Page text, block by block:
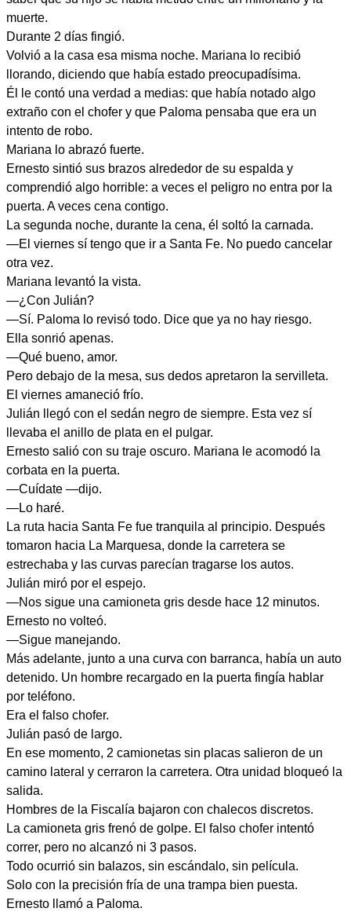
muerte.
Durante 2 días fingió.
Volvió a la casa esa misma noche. Mariana lo recibió
llorando, diciendo que había estado preocupadísima.
Él le contó una verdad a medias: que había notado algo
extraño con el chofer y que Paloma pensaba que era un
intento de robo.
Mariana lo abrazó fuerte.
Ernesto sintió sus brazos alrededor de su espalda y
comprendió algo horrible: a veces el peligro no entra por la
puerta. A veces cena contigo.
La segunda noche, durante la cena, él soltó la carnada.
—El viernes sí tengo que ir a Santa Fe. No puedo cancelar
otra vez.
Mariana levantó la vista.
—¿Con Julián?
—Sí. Paloma lo revisó todo. Dice que ya no hay riesgo.
Ella sonrió apenas.
—Qué bueno, amor.
Pero debajo de la mesa, sus dedos apretaron la servilleta.
El viernes amaneció frío.
Julián llegó con el sedán negro de siempre. Esta vez sí
llevaba el anillo de plata en el pulgar.
Ernesto salió con su traje oscuro. Mariana le acomodó la
corbata en la puerta.
—Cuídate —dijo.
—Lo haré.
La ruta hacia Santa Fe fue tranquila al principio. Después
tomaron hacia La Marquesa, donde la carretera se
estrechaba y las curvas parecían tragarse los autos.
Julián miró por el espejo.
—Nos sigue una camioneta gris desde hace 12 minutos.
Ernesto no volteó.
—Sigue manejando.
Más adelante, junto a una curva con barranca, había un auto
detenido. Un hombre recargado en la puerta fingía hablar
por teléfono.
Era el falso chofer.
Julián pasó de largo.
En ese momento, 2 camionetas sin placas salieron de un
camino lateral y cerraron la carretera. Otra unidad bloqueó la
salida.
Hombres de la Fiscalía bajaron con chalecos discretos.
La camioneta gris frenó de golpe. El falso chofer intentó
correr, pero no alcanzó ni 3 pasos.
Todo ocurrió sin balazos, sin escándalo, sin película.
Solo con la precisión fría de una trampa bien puesta.
Ernesto llamó a Paloma.